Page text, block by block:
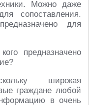
Можно даже
сопоставления.
для
предназначено
широкая
граждане любой
в очень